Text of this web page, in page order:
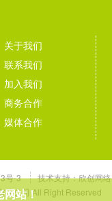
关于我们
联系我们
加入我们
商务合作
媒体合作
号-3 技术支持：欣创网络
限公司 All Right Reserved
网站！